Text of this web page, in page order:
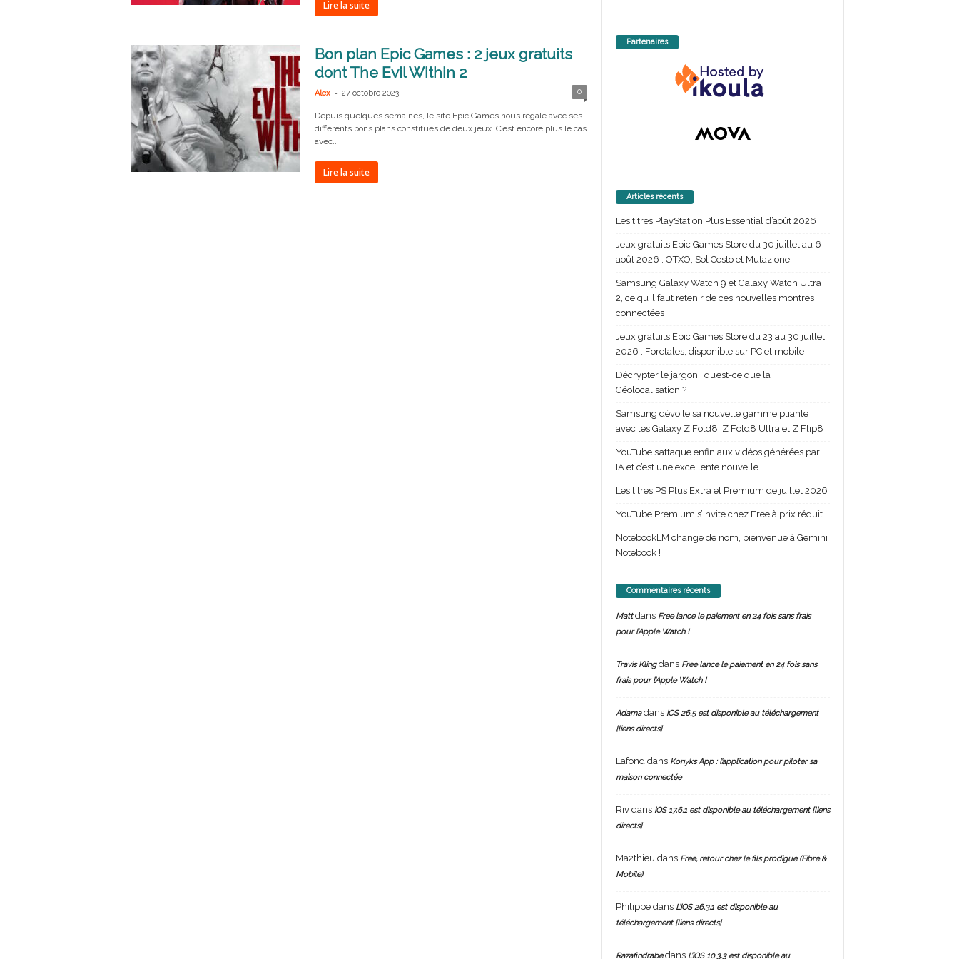
Lire la suite
Bon plan Epic Games : 2 jeux gratuits
dont The Evil Within 2
Alex - 27 octobre 2023 0
Depuis quelques semaines, le site Epic Games nous régale avec ses
différents bons plans constitués de deux jeux. C’est encore plus le cas
avec...
Lire la suite
Partenaires
Articles récents
Les titres PlayStation Plus Essential d’août 2026
Jeux gratuits Epic Games Store du 30 juillet au 6
août 2026 : OTXO, Sol Cesto et Mutazione
Samsung Galaxy Watch 9 et Galaxy Watch Ultra
2, ce qu’il faut retenir de ces nouvelles montres
connectées
Jeux gratuits Epic Games Store du 23 au 30 juillet
2026 : Foretales, disponible sur PC et mobile
Décrypter le jargon : qu’est-ce que la
Géolocalisation ?
Samsung dévoile sa nouvelle gamme pliante
avec les Galaxy Z Fold8, Z Fold8 Ultra et Z Flip8
YouTube s’attaque enfin aux vidéos générées par
IA et c’est une excellente nouvelle
Les titres PS Plus Extra et Premium de juillet 2026
YouTube Premium s’invite chez Free à prix réduit
NotebookLM change de nom, bienvenue à Gemini
Notebook !
Commentaires récents
Mattdans Free lance le paiement en 24 fois sans frais
pour l’Apple Watch !
Travis Klingdans Free lance le paiement en 24 fois sans
frais pour l’Apple Watch !
Adamadans iOS 26.5 est disponible au téléchargement
[liens directs]
Lafond dans Konyks App : l’application pour piloter sa
maison connectée
Rivdans iOS 17.6.1 est disponible au téléchargement [liens
directs]
Ma2thieu dans Free, retour chez le fils prodigue (Fibre &
Mobile)
Philippedans L’iOS 26.3.1 est disponible au
téléchargement [liens directs]
Razafindrabedans L’iOS 10.3.3 est disponible au